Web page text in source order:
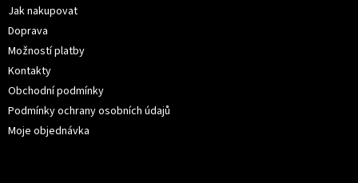
Jak nakupovat
Doprava
Možností platby
Kontakty
Obchodní podmínky
Podmínky ochrany osobních údajů
Moje objednávka